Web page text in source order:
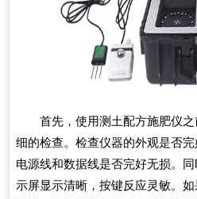
首先，使用测土配方施肥仪
细的检查。检查仪器的外观是否
电源线和数据线是否完好无损。
示屏显示清晰，按键反应灵敏。